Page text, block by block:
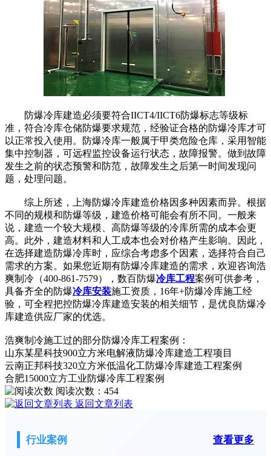
防爆冷库建造必须要符合IICT4/IICT6防爆标志等级标
准，符合冷库仓储防爆要求规范，经验证合格的防爆冷库才可
以正常投入使用。防爆冷库一般属于甲类危险仓库，采用智能
集中控制器，可远程监控设备运行状态，故障报警。做到故障
发生之前的状态预警和防范，故障发生之后第一时间发现问
题，处理问题。
综上所述，上海防爆冷库建造价格因多种因素而异。根据
不同的规模和防爆等级，建造价格可能会有所不同。一般来
说，建造一个较大规模、高防爆等级的冷库所需的成本会更
高。此外，建造材料和人工成本也会对价格产生影响。因此，
在选择建造防爆冷库时，应综合考虑多个因素，选择符合自己
需求的方案。如果您近期有防爆冷库建造的需求，欢迎咨询浩
爽制冷（400-861-7579），数百防爆冷库工程案例可供参考，
具备齐全的防爆冷库安装施工资质，16年+防爆冷库施工经
验，可全程把控防爆冷库建造安装的相关细节，是优良防爆冷
库建造供应厂家的优选。
浩爽制冷施工过的部分防爆冷库工程案例：
山东某星科技900立方米电解液防爆冷库建造工程项目
云南正邦科技320立方米低温化工防爆冷库建造工程案例
合肥15000立方工业防爆冷库工程案例
阅读次数： 454
返回文章列表
行业案例 查看更多